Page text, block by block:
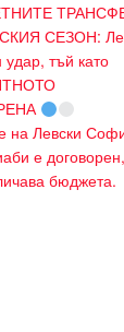
СЕЗОН:
тъй като
Левски
е
бюджета.